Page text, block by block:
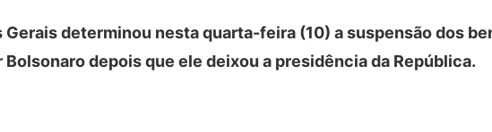
Gerais determinou nesta quarta-feira (10) a suspensão dos
depois que ele deixou a presidência da República.